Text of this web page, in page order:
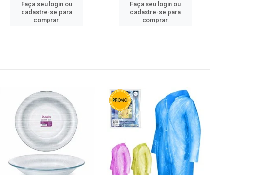
Faça seu login ou
cadastre-se para
comprar.
Faça seu login ou
cadastre-se para
comprar.